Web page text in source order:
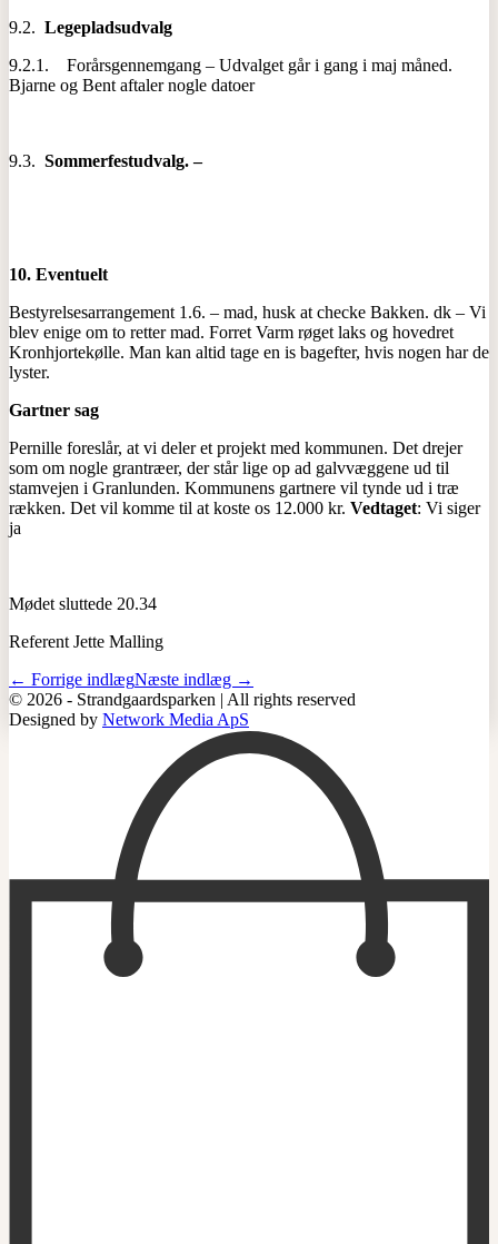
9.2. Legepladsudvalg
9.2.1. Forårsgennemgang – Udvalget går i gang i maj måned.
Bjarne og Bent aftaler nogle datoer
9.3. Sommerfestudvalg. –
10. Eventuelt
Bestyrelsesarrangement 1.6. – mad, husk at checke Bakken. dk – Vi
blev enige om to retter mad. Forret Varm røget laks og hovedret
Kronhjortekølle. Man kan altid tage en is bagefter, hvis nogen har de
lyster.
Gartner sag
Pernille foreslår, at vi deler et projekt med kommunen. Det drejer
som om nogle grantræer, der står lige op ad galvvæggene ud til
stamvejen i Granlunden. Kommunens gartnere vil tynde ud i træ
rækken. Det vil komme til at koste os 12.000 kr. Vedtaget: Vi siger
ja
Mødet sluttede 20.34
Referent Jette Malling
← Forrige indlægNæste indlæg →
© 2026 - Strandgaardsparken | All rights reserved
Designed by Network Media ApS